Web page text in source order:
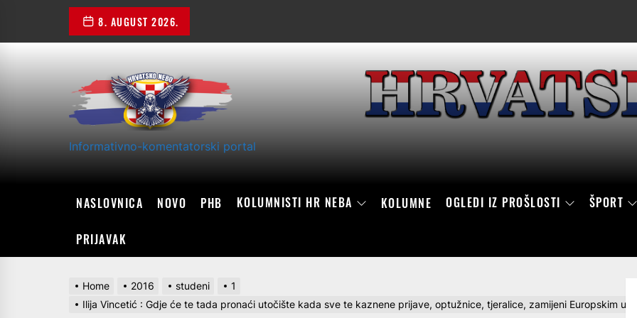
the
8. AUGUST 2026.
Informativno-komentatorski portal
NASLOVNICA NOVO PHB KOLUMNISTI HR NEBA KOLUMNE OGLEDI IZ PROŠLOSTI ŠPORT
PRIJAVAK
Home 2016 studeni
1
Ilija Vincetić : Gdje će te tada pronaći utočište kada sve te kaznene prijave, optužnice, tjeralice, zamijeni Europskim